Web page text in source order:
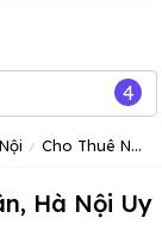
Cho Thuê Nhà Quận Thanh Xuân
Hà Nội Uy
4